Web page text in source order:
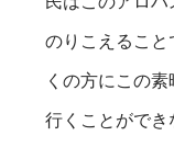
のりこえるこ
くの方にこの
行くことができ